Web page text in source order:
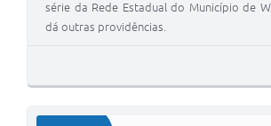
série da Rede Estadual do Município de
dá outras providências.